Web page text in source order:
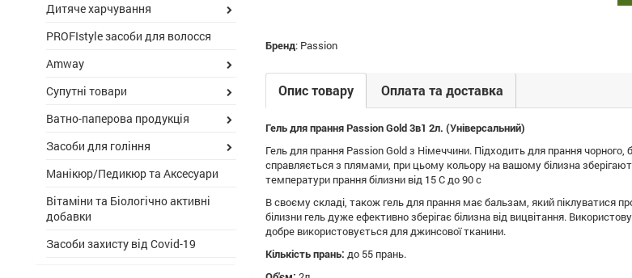
Бренд: Passion
Опис товару Оплата та доставка
Гель для прання Passion Gold 3в1 2л. (Універсальний)
Гель для прання Passion Gold з Німеччини. Підходить для прання чорного,
справляється з плямами, при цьому кольору на вашому білизна
температури прання білизни від 15 С до 90 с
В своєму складі, також гель для прання має бальзам, який піклуватися
білизни гель дуже ефективно зберігає білизна від вицвітання.
добре використовується для джинсової тканини.
Кількість прань: до 55 прань.
Дитяче харчування
PROFIstyle засоби для волосся
Amway
Супутні товари
Ватно-паперова продукція
Засоби для гоління
Манікюр/Педикюр та Аксесуари
Вітаміни та Біологічно активні
добавки
Засоби захисту від Covid-19